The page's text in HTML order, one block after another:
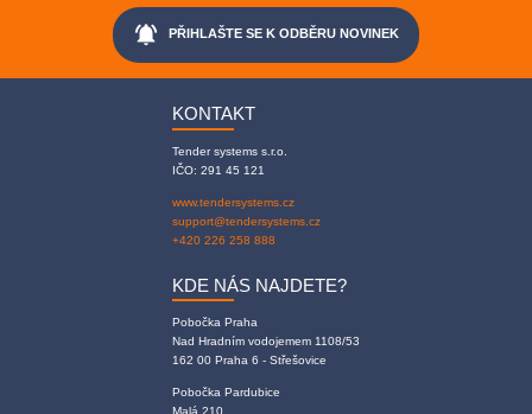
notifications_active PŘIHLAŠTE SE K ODBĚRU NOVINEK
KONTAKT
Tender systems s.r.o.
IČO: 291 45 121
www.tendersystems.cz
support@tendersystems.cz
+420 226 258 888
KDE NÁS NAJDETE?
Pobočka Praha
Nad Hradním vodojemem 1108/53
162 00 Praha 6 - Střešovice
Pobočka Pardubice